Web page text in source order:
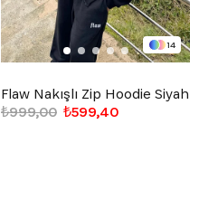
14
Flaw Nakışlı Zip Hoodie Siyah
₺599,40
₺999,00